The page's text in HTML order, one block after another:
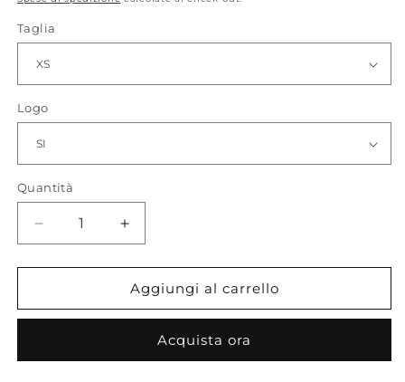
Taglia
Logo
Quantità
Quantità
Diminuisci
quantità
per
T-
Aumenta
quantità
per
JAGO_
T-
Aggiungi al carrello
Acquista ora